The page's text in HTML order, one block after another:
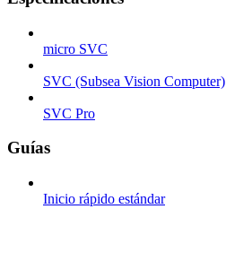
micro SVC
SVC (Subsea Vision Computer)
SVC Pro
Guías
Inicio rápido estándar